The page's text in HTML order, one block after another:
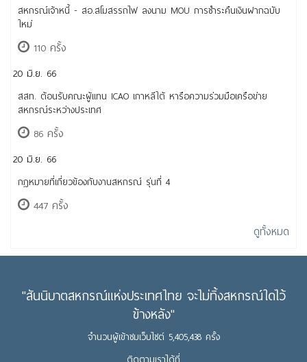
สหกรณ์เจ้าหนี้ - สอ.สโมสรรถไฟ ลงนาม MOU การชำระคืนเงินฝากฉบับ
ใหม่
110 ครั้ง
20 มิ.ย. 66
สสท. ต้อนรับคณะผู้แทน ICAO เกาหลีใต้ หารือความร่วมมือเครือข่าย
สหกรณ์ระหว่างประเทศ
86 ครั้ง
20 มิ.ย. 66
กฎหมายที่เกี่ยวข้องกับงานสหกรณ์ รุ่นที่ 4
447 ครั้ง
ดูทั้งหมด
"สันนิบาตสหกรณ์แห่งประเทศไทย จะไม่ทิ้งสหกรณ์ใดไว้
ข้างหลัง"
จำนวนผู้เข้าชมเว็บไซต์ 5,405,438 ครั้ง